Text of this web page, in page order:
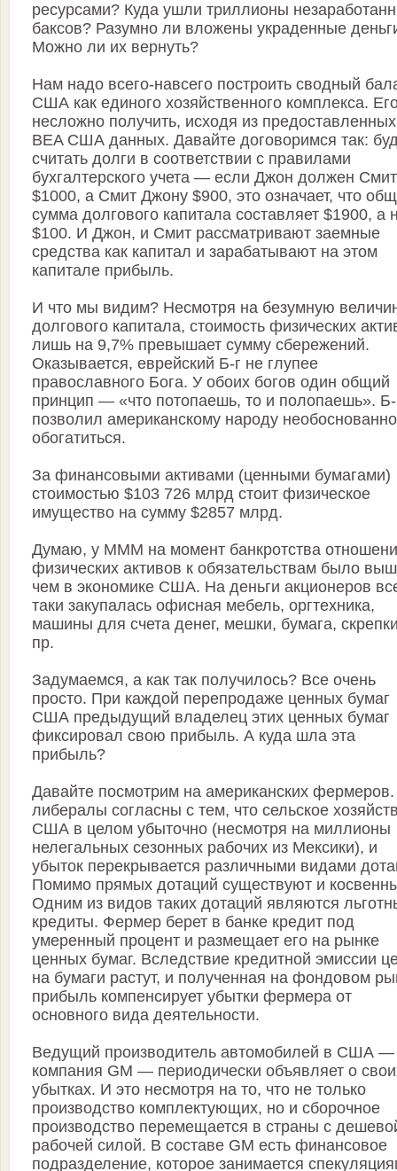
ресурсами? Куда ушли триллионы
баксов? Разумно ли вложены украденные
Можно ли их вернуть?
Нам надо всего-навсего построить сводный
США как единого хозяйственного комплекса.
несложно получить, исходя из предоставленных
BEA США данных. Давайте договоримся так:
считать долги в соответствии с правилами
бухгалтерского учета — если Джон должен
$1000, а Смит Джону $900, это означает, что
сумма долгового капитала составляет $1900, а
$100. И Джон, и Смит рассматривают заемные
средства как капитал и зарабатывают на этом
капитале прибыль.
И что мы видим? Несмотря на безумную
долгового капитала, стоимость физических
лишь на 9,7% превышает сумму сбережений.
Оказывается, еврейский Б-г не глупее
православного Бога. У обоих богов один общий
принцип — «что потопаешь, то и полопаешь». Б-
позволил американскому народу необоснованно
обогатиться.
За финансовыми активами (ценными бумагами)
стоимостью $103 726 млрд стоит физическое
имущество на сумму $2857 млрд.
Думаю, у МММ на момент банкротства
физических активов к обязательствам было
чем в экономике США. На деньги акционеров
таки закупалась офисная мебель, оргтехника,
машины для счета денег, мешки, бумага,
пр.
Задумаемся, а как так получилось? Все очень
просто. При каждой перепродаже ценных бумаг
США предыдущий владелец этих ценных бумаг
фиксировал свою прибыль. А куда шла эта
прибыль?
Давайте посмотрим на американских
либералы согласны с тем, что сельское
США в целом убыточно (несмотря на миллионы
нелегальных сезонных рабочих из Мексики), и
убыток перекрывается различными видами
Помимо прямых дотаций существуют и
Одним из видов таких дотаций являются
кредиты. Фермер берет в банке кредит под
умеренный процент и размещает его на рынке
ценных бумаг. Вследствие кредитной эмиссии
на бумаги растут, и полученная на фондовом
прибыль компенсирует убытки фермера от
основного вида деятельности.
Ведущий производитель автомобилей в США —
компания GM — периодически объявляет о
убытках. И это несмотря на то, что не только
производство комплектующих, но и сборочное
производство перемещается в страны с
рабочей силой. В составе GM есть финансовое
подразделение, которое занимается